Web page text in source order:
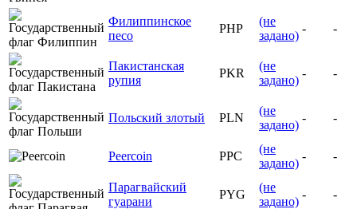
Филиппинское
песо
PHP
(не
задано)
- -
Пакистанская
рупия
PKR
(не
задано)
- -
Польский злотый PLN
(не
задано)
- -
Peercoin PPC
(не
задано)
- -
Парагвайский
гуарани
PYG
(не
задано)
- -